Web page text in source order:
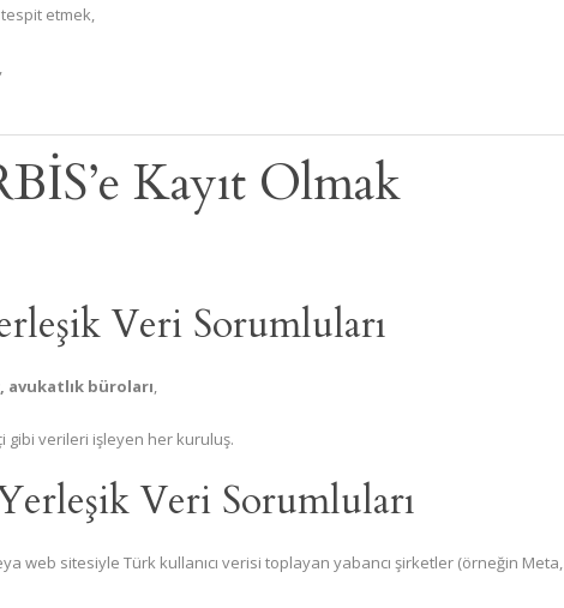
etmek,
Kayıt Olmak
Veri Sorumluları
büroları,
gibi verileri işleyen her kuruluş.
Veri Sorumluları
web sitesiyle Türk kullanıcı verisi toplayan yabancı şirketler (örneğin Meta,